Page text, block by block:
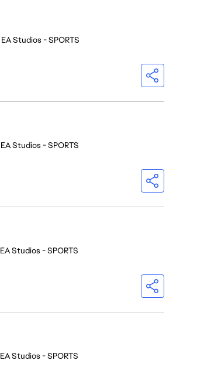
EA Studios - SPORTS
EA Studios - SPORTS
EA Studios - SPORTS
EA Studios - SPORTS